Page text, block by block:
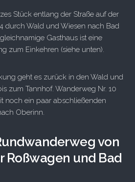
Stück entlang der Straße auf der
durch Wald und Wiesen nach Bad
Gasthaus ist eine
zum Einkehren (siehe unten).
geht es zurück in den Wald und
zum Tannhof. Wanderweg Nr. 10
noch ein paar abschließenden
Oberinn.
von
Roßwagen und Bad